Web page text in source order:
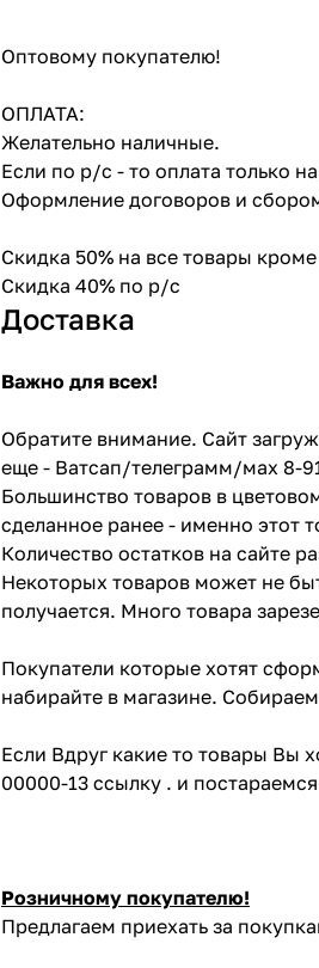
Оптовому покупателю!
ОПЛАТА:
Желательно наличные.
Если по р/с - то оплата только
Оформление договоров и
Скидка 50% на все товары
Скидка 40% по р/с
Доставка
Важно для всех!
Обратите внимание. Сайт
еще - Ватсап/телеграмм/мах 8-
Большинство товаров в
сделанное ранее - именно этот
Количество остатков на сайте
Некоторых товаров может не
получается. Много товара
Покупатели которые хотят
набирайте в магазине.
Если Вдруг какие то товары Вы
00000-13 ссылку . и
Розничному покупателю!
Предлагаем приехать за